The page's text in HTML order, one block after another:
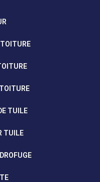
TOITURE
TUILE
TUILE